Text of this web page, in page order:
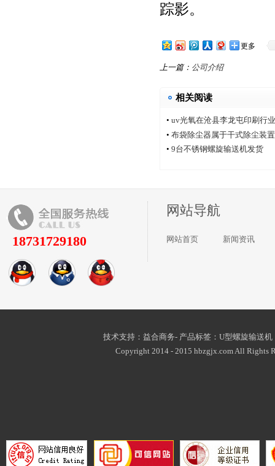
踪影。
更多
上一篇： 公司介绍
相关阅读
• uv光氧在沧县李龙屯印刷行
• 布袋除尘器属于干式除尘装置
• 9台不锈钢螺旋输送机发货
18731729180
网站导航
网站首页 新闻资讯
技术支持：益合商务- 产品标签： U型螺旋输送机
Copyright 2014 - 2015 hbzgjx.com All Rights